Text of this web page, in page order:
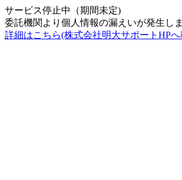
サービス停止中（期間未定)
委託機関より個人情報の漏えいが発生しま
詳細はこちら(株式会社明大サポートHP